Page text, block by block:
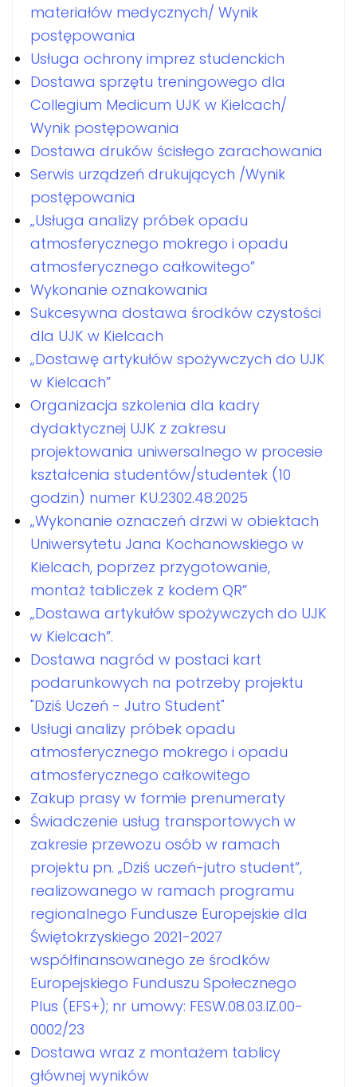
materiałów medycznych/ Wynik
postępowania
Usługa ochrony imprez studenckich
Dostawa sprzętu treningowego dla
Collegium Medicum UJK w Kielcach/
Wynik postępowania
Dostawa druków ścisłego zarachowania
Serwis urządzeń drukujących /Wynik
postępowania
„Usługa analizy próbek opadu
atmosferycznego mokrego i opadu
atmosferycznego całkowitego”
Wykonanie oznakowania
Sukcesywna dostawa środków czystości
dla UJK w Kielcach
„Dostawę artykułów spożywczych do UJK
w Kielcach”
Organizacja szkolenia dla kadry
dydaktycznej UJK z zakresu
projektowania uniwersalnego w procesie
kształcenia studentów/studentek (10
godzin) numer KU.2302.48.2025
„Wykonanie oznaczeń drzwi w obiektach
Uniwersytetu Jana Kochanowskiego w
Kielcach, poprzez przygotowanie,
montaż tabliczek z kodem QR”
„Dostawa artykułów spożywczych do UJK
w Kielcach”.
Dostawa nagród w postaci kart
podarunkowych na potrzeby projektu
"Dziś Uczeń - Jutro Student"
Usługi analizy próbek opadu
atmosferycznego mokrego i opadu
atmosferycznego całkowitego
Zakup prasy w formie prenumeraty
Świadczenie usług transportowych w
zakresie przewozu osób w ramach
projektu pn. „Dziś uczeń-jutro student”,
realizowanego w ramach programu
regionalnego Fundusze Europejskie dla
Świętokrzyskiego 2021-2027
współfinansowanego ze środków
Europejskiego Funduszu Społecznego
Plus (EFS+); nr umowy: FESW.08.03.IZ.00-
0002/23
Dostawa wraz z montażem tablicy
głównej wyników